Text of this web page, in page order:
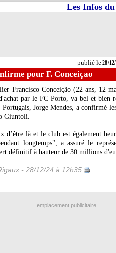
publié le28/
Les Infos
pour F. Conceiçao
Francisco Conceição(22 ans, 12
par le FC Porto, va bel et bien
Jorge Mendes, a confirmé
Giuntoli.
d’être là et le club est également
longtemps", a assuré le
définitif à hauteur de 30 millions
- 28/12/24 à 12h35
emplacement publicitaire